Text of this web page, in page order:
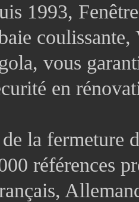
1993,
vous
en
la fermeture
références